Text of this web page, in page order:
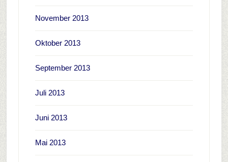
November 2013
Oktober 2013
September 2013
Juli 2013
Juni 2013
Mai 2013